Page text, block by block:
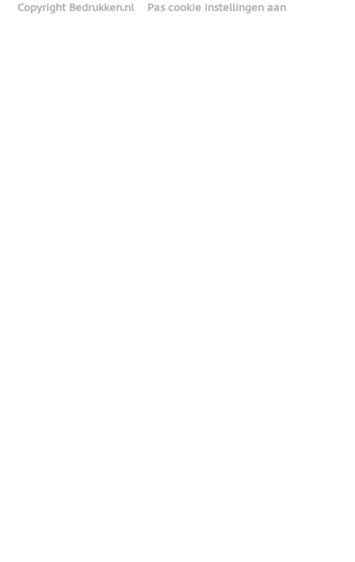
Copyright Bedrukken.nl Pas cookie instellingen aan